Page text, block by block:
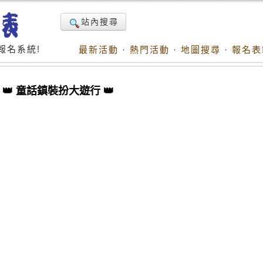
名系統!
站內搜尋
最新活動 · 熱門活動 · 地圖搜尋 · 報名
童話鎮裝扮大遊行 👑